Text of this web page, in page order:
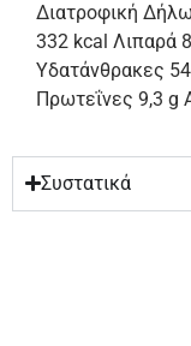
Διατροφική
332 kcal Λιπαρά
Υδατάνθρακες
Πρωτεΐνες 9,3 g
Συστατικά